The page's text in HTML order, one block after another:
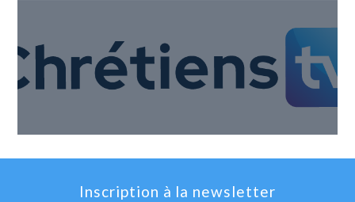
Inscription à la newsletter